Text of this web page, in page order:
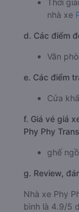
nhà xe
d. Các điểm
Văn
e. Các điểm
Cửa
f. Giá vé giá
Phy Phy
ghế
g. Review,
Nhà xe Phy
bình là 4.9/5